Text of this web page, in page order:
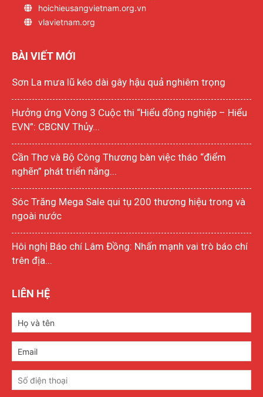
hoichieusangvietnam.org.vn
vlavietnam.org
BÀI VIẾT MỚI
Sơn La mưa lũ kéo dài gây hậu quả nghiêm trọng
Hưởng ứng Vòng 3 Cuộc thi “Hiểu đồng nghiệp – Hiểu
EVN”: CBCNV Thủy...
Cần Thơ và Bộ Công Thương bàn việc tháo “điểm
nghẽn” phát triển năng...
Sóc Trăng Mega Sale qui tụ 200 thương hiệu trong và
ngoài nước
Hôi nghị Báo chí Lâm Đồng: Nhấn mạnh vai trò báo chí
trên địa...
LIÊN HỆ